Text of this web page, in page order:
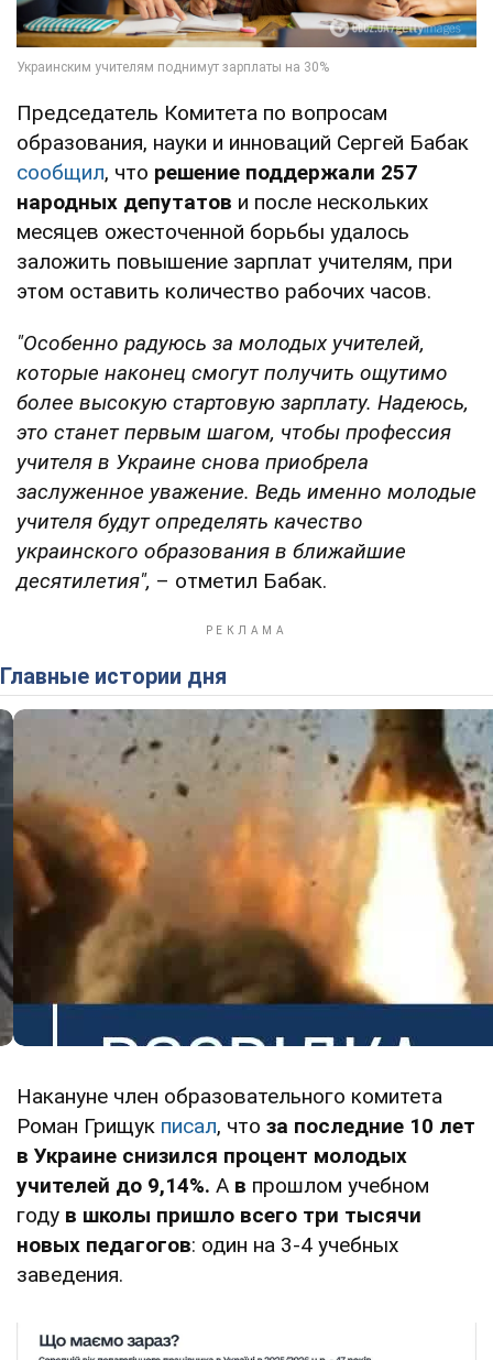
Председатель Комитета по вопросам
образования, науки и инноваций Сергей Бабак
сообщил, что решение поддержали 257
народных депутатов и после нескольких
месяцев ожесточенной борьбы удалось
заложить повышение зарплат учителям, при
этом оставить количество рабочих часов.
"Особенно радуюсь за молодых учителей,
которые наконец смогут получить ощутимо
более высокую стартовую зарплату. Надеюсь,
это станет первым шагом, чтобы профессия
учителя в Украине снова приобрела
заслуженное уважение. Ведь именно молодые
учителя будут определять качество
украинского образования в ближайшие
десятилетия", – отметил Бабак.
Главные истории дня
Накануне член образовательного комитета
Роман Грищук писал, что за последние 10 лет
в Украине снизился процент молодых
учителей до 9,14%. А в прошлом учебном
году в школы пришло всего три тысячи
новых педагогов: один на 3-4 учебных
заведения.